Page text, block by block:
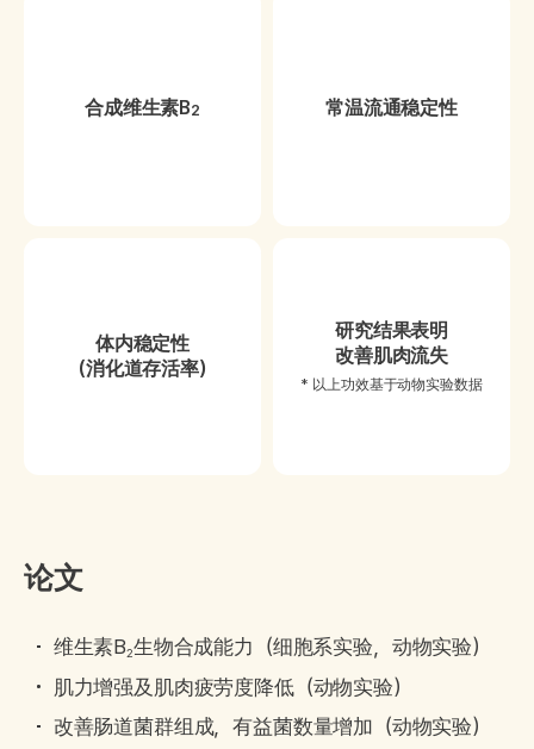
合成维生素B2 常温流通稳定性
体内稳定性
（消化道存活率）
研究结果表明
改善肌肉流失
* 以上功效基于动物实验数据
论文
维生素B2生物合成能力（细胞系实验，动物实验）
肌力增强及肌肉疲劳度降低（动物实验）
改善肠道菌群组成，有益菌数量增加（动物实验）